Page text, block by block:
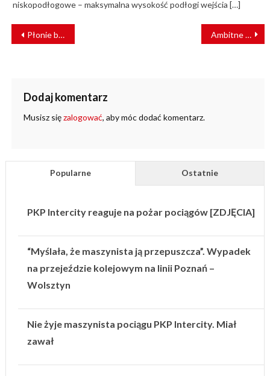
niskopodłogowe – maksymalna wysokość podłogi wejścia […]
NAWIGACJA
WPISU
Płonie budynek Meklemburskiego Muzeum Kolejnictwa i Techniki w Schwerin Ambitne cele KPK wymagają podwojenia budżetu inwestycyjnego
Dodaj komentarz
Musisz sięzalogować, aby móc dodać komentarz.
Popularne Ostatnie
PKP Intercity reaguje na pożar pociągów [ZDJĘCIA]
“Myślała, że maszynista ją przepuszcza”. Wypadek
na przejeździe kolejowym na linii Poznań –
Wolsztyn
Nie żyje maszynista pociągu PKP Intercity. Miał
zawał